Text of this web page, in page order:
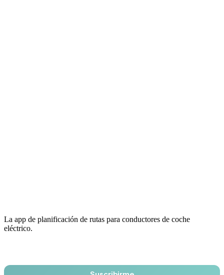
La app de planificación de rutas para conductores de coche
eléctrico.